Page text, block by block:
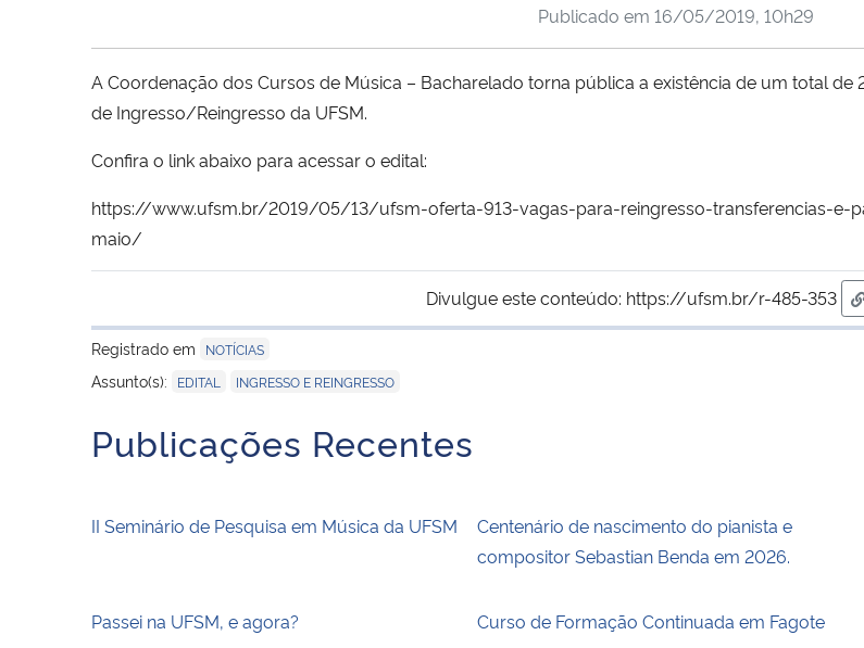
Publicado em 16/05/2019, 10h29
A Coordenação dos Cursos de Música – Bacharelado torna pública a existência de um total de
de Ingresso/Reingresso da UFSM.
Confira o link abaixo para acessar o edital:
https://www.ufsm.br/2019/05/13/ufsm-oferta-913-vagas-para-reingresso-transferencias-e-
maio/
Divulgue este conteúdo: https://ufsm.br/r-485-353
Registrado em
NOTÍCIAS
Assunto(s): EDITAL INGRESSO E REINGRESSO
Publicações Recentes
II Seminário de Pesquisa em Música da UFSM
Centenário de nascimento do pianista e
compositor Sebastian Benda em 2026.
Passei na UFSM, e agora? Curso de Formação Continuada em Fagote